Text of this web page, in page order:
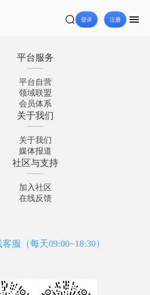
登录 注册
平台服务
平台自营
领域联盟
会员体系
关于我们
关于我们
媒体报道
社区与支持
加入社区
在线反馈
服（每天09:00~18:30）